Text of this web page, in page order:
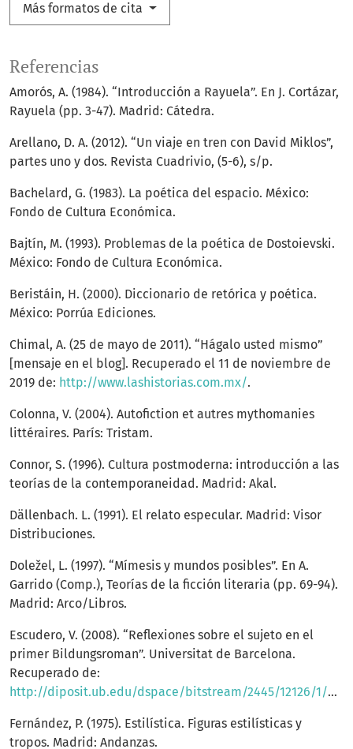
Más formatos de cita
Referencias
Amorós, A. (1984). “Introducción a Rayuela”. En J. Cortázar,
Rayuela (pp. 3-47). Madrid: Cátedra.
Arellano, D. A. (2012). “Un viaje en tren con David Miklos”,
partes uno y dos. Revista Cuadrivio, (5-6), s/p.
Bachelard, G. (1983). La poética del espacio. México:
Fondo de Cultura Económica.
Bajtín, M. (1993). Problemas de la poética de Dostoievski.
México: Fondo de Cultura Económica.
Beristáin, H. (2000). Diccionario de retórica y poética.
México: Porrúa Ediciones.
Chimal, A. (25 de mayo de 2011). “Hágalo usted mismo”
[mensaje en el blog]. Recuperado el 11 de noviembre de
2019 de: http://www.lashistorias.com.mx/.
Colonna, V. (2004). Autofiction et autres mythomanies
littéraires. París: Tristam.
Connor, S. (1996). Cultura postmoderna: introducción a las
teorías de la contemporaneidad. Madrid: Akal.
Dällenbach. L. (1991). El relato especular. Madrid: Visor
Distribuciones.
Doležel, L. (1997). “Mímesis y mundos posibles”. En A.
Garrido (Comp.), Teorías de la ficción literaria (pp. 69-94).
Madrid: Arco/Libros.
Escudero, V. (2008). “Reflexiones sobre el sujeto en el
primer Bildungsroman”. Universitat de Barcelona.
Recuperado de:
http://diposit.ub.edu/dspace/bitstream/2445/12126/1/Reflexiones%20sobre%20el%20sujeto%20en%20el%20primer%20Bildungsroman%20%28V%C3%ADctor%20Escudero%29.pdf
Fernández, P. (1975). Estilística. Figuras estilísticas y
tropos. Madrid: Andanzas.